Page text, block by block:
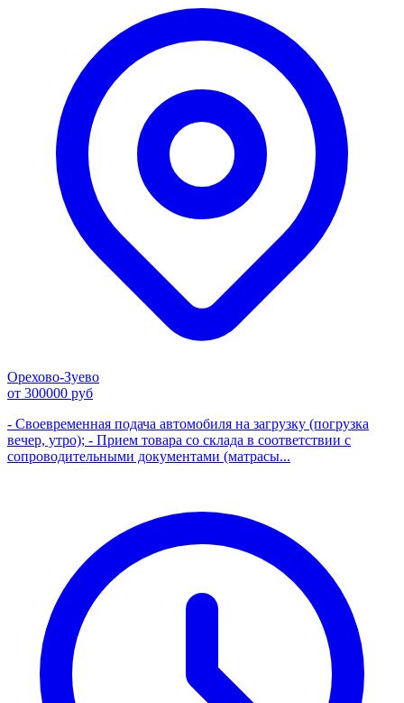
Орехово-Зуево
от 300000 руб
- Своевременная подача автомобиля на загрузку (погрузка
вечер, утро); - Прием товара со склада в соответствии с
сопроводительными документами (матрасы...